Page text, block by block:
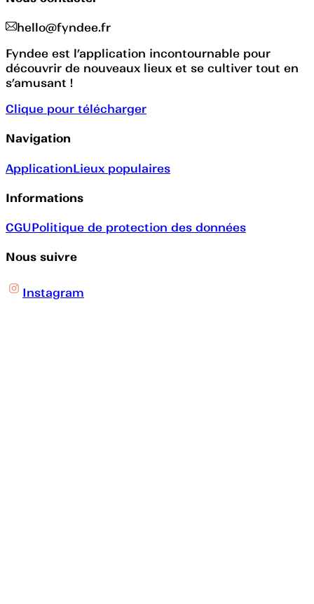
hello@fyndee.fr
Fyndee est l’application incontournable pour
découvrir de nouveaux lieux et se cultiver tout en
s’amusant !
Clique pour télécharger
Navigation
ApplicationLieux populaires
Informations
CGUPolitique de protection des données
Nous suivre
Instagram